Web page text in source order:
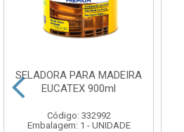
SELADORA PARA MADEIRA
EUCATEX 900ml
Código: 332992
Embalagem: 1 - UNIDADE